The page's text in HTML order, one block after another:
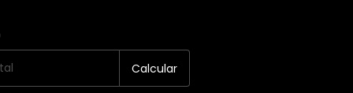
Calcular